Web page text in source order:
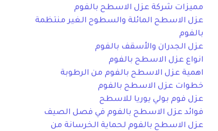
مميزات شركة عزل الاسطح بالفوم
عزل الاسطح المائلة والسطوح الغير منتظمة
بالفوم
عزل الجدران والأسقف بالفوم
انواع عزل الاسطح بالفوم
اهمية عزل الاسطح بالفوم من الرطوبة
خطوات عزل الاسطح بالفوم
عزل فوم بولي يوريا للاسطح
فوائد عزل الاسطح بالفوم في فصل الصيف
عزل الاسطح بالفوم لحماية الخرسانة من